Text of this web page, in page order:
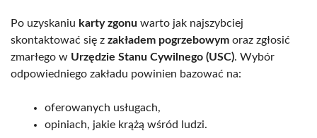
Po uzyskaniu karty zgonu warto jak najszybciej
skontaktować się z zakładem pogrzebowym oraz zgłosić
zmarłego w Urzędzie Stanu Cywilnego (USC). Wybór
odpowiedniego zakładu powinien bazować na:
oferowanych usługach,
opiniach, jakie krążą wśród ludzi.